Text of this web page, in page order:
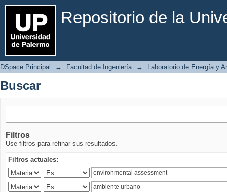
Repositorio de la
Buscar
DSpace Principal → Facultad de Ingeniería → Laboratorio de Energía y
Buscar
Filtros
Use filtros para refinar sus resultados.
Filtros actuales: